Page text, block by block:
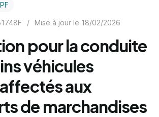
/ Mise à jour le 18/02/2026
pour la conduite
véhicules
aux
de marchandises